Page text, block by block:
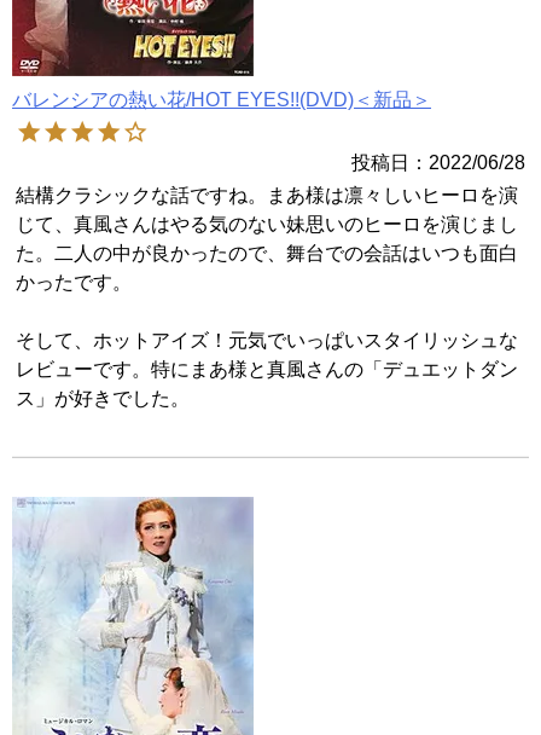
バレンシアの熱い花/HOT EYES!!(DVD)＜新品＞
投稿日
2022/06/28
結構クラシックな話ですね。まあ様は凛々しいヒーロを演
じて、真風さんはやる気のない妹思いのヒーロを演じまし
た。二人の中が良かったので、舞台での会話はいつも面白
かったです。
そして、ホットアイズ！元気でいっぱいスタイリッシュな
レビューです。特にまあ様と真風さんの「デュエットダン